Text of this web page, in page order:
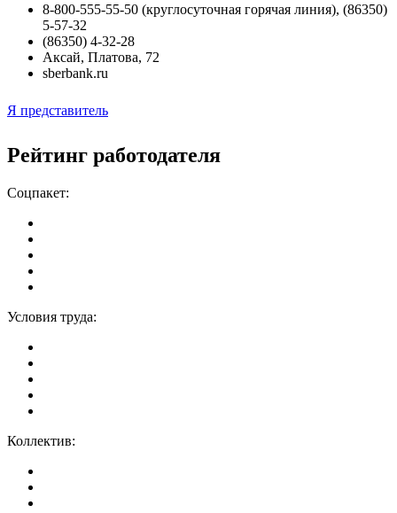
8-800-555-55-50 (круглосуточная горячая линия), (86350)
5-57-32
(86350) 4-32-28
Аксай, Платова, 72
sberbank.ru
Я представитель
Рейтинг работодателя
Соцпакет:
Условия труда:
Коллектив: